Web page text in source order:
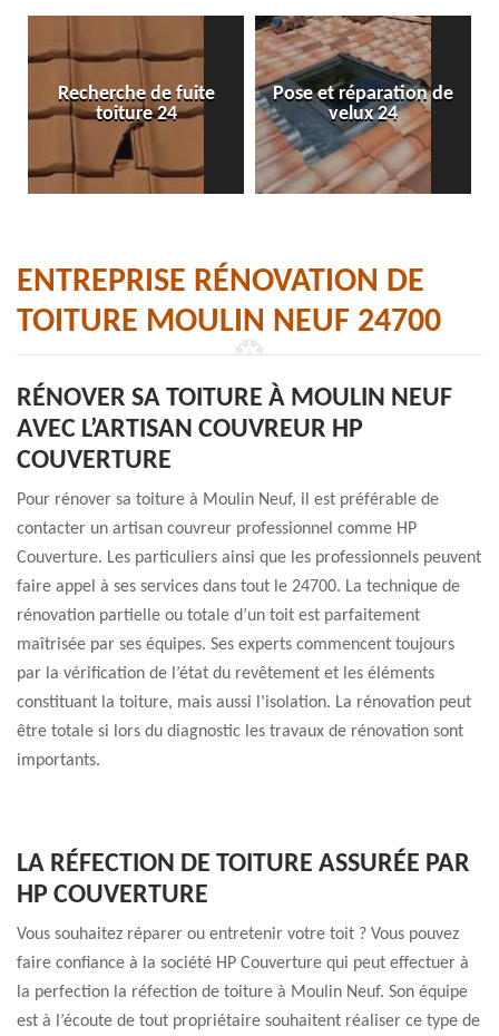
Recherche de fuite
toiture 24
Pose et réparation de
velux 24
ENTREPRISE RÉNOVATION DE
TOITURE MOULIN NEUF 24700
RÉNOVER SA TOITURE À MOULIN NEUF
AVEC L’ARTISAN COUVREUR HP
COUVERTURE
Pour rénover sa toiture à Moulin Neuf, il est préférable de
contacter un artisan couvreur professionnel comme HP
Couverture. Les particuliers ainsi que les professionnels peuvent
faire appel à ses services dans tout le 24700. La technique de
rénovation partielle ou totale d’un toit est parfaitement
maîtrisée par ses équipes. Ses experts commencent toujours
par la vérification de l’état du revêtement et les éléments
constituant la toiture, mais aussi l’isolation. La rénovation peut
être totale si lors du diagnostic les travaux de rénovation sont
importants.
LA RÉFECTION DE TOITURE ASSURÉE PAR
HP COUVERTURE
Vous souhaitez réparer ou entretenir votre toit ? Vous pouvez
faire confiance à la société HP Couverture qui peut effectuer à
la perfection la réfection de toiture à Moulin Neuf. Son équipe
est à l’écoute de tout propriétaire souhaitent réaliser ce type de